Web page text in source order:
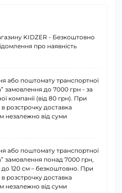
KIDZER - Безкоштовно
про наявність
або поштомату транспортної
замовлення до 7000 грн - за
компанії (від 80 грн). При
розстрочку доставка
незалежно від суми
або поштомату транспортної
замовлення понад 7000 грн,
120 см – безкоштовно. При
розстрочку доставка
незалежно від суми